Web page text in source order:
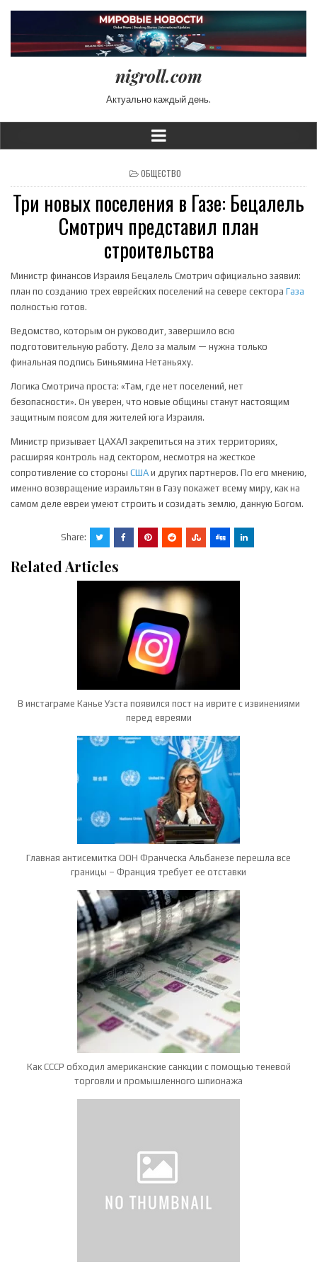
nigroll.com
Актуально каждый день.
POSTED IN
ОБЩЕСТВО
Три новых поселения в Газе: Бецалель
Смотрич представил план
строительства
Министр финансов Израиля Бецалель Смотрич официально заявил:
план по созданию трех еврейских поселений на севере сектора Газа
полностью готов.
Ведомство, которым он руководит, завершило всю
подготовительную работу. Дело за малым — нужна только
финальная подпись Биньямина Нетаньяху.
Логика Смотрича проста: «Там, где нет поселений, нет
безопасности». Он уверен, что новые общины станут настоящим
защитным поясом для жителей юга Израиля.
Министр призывает ЦАХАЛ закрепиться на этих территориях,
расширяя контроль над сектором, несмотря на жесткое
сопротивление со стороны США и других партнеров. По его мнению,
именно возвращение израильтян в Газу покажет всему миру, как на
самом деле евреи умеют строить и созидать землю, данную Богом.
Share:
Related Articles
В инстаграме Канье Уэста появился пост на иврите с извинениями
перед евреями
Главная антисемитка ООН Франческа Альбанезе перешла все
границы – Франция требует ее отставки
Как СССР обходил американские санкции с помощью теневой
торговли и промышленного шпионажа